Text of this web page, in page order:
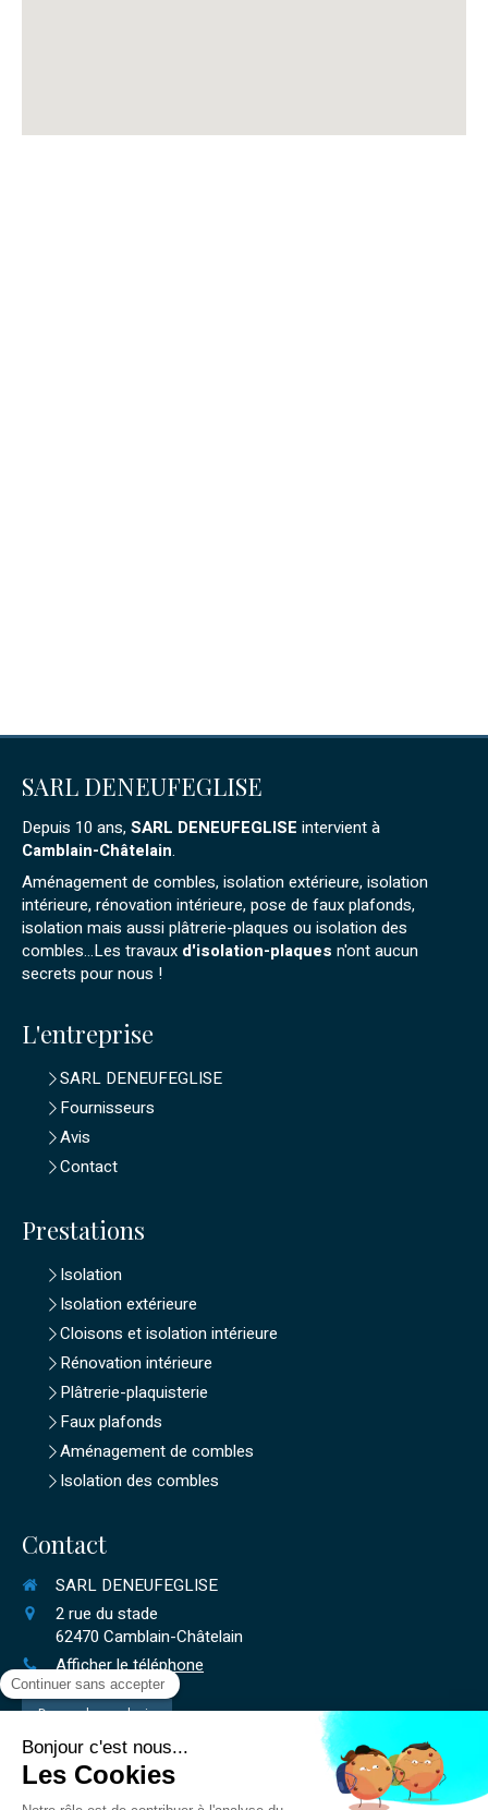
SARL DENEUFEGLISE
Depuis 10 ans,SARL DENEUFEGLISE intervient à
Camblain-Châtelain.
Aménagement de combles, isolation extérieure, isolation
intérieure, rénovation intérieure, pose de faux plafonds,
isolation mais aussi plâtrerie-plaques ou isolation des
combles...Les travaux d'isolation-plaques n'ont aucun
secrets pour nous !
L'entreprise
SARL DENEUFEGLISE
Fournisseurs
Avis
Contact
Prestations
Isolation
Isolation extérieure
Cloisons et isolation intérieure
Rénovation intérieure
Plâtrerie-plaquisterie
Faux plafonds
Aménagement de combles
Isolation des combles
Contact
SARL DENEUFEGLISE
2 rue du stade
62470Camblain-Châtelain
Afficher le téléphone
Demander un devis
©2019 SARL DENEUFEGLISE - Isolation-plaques